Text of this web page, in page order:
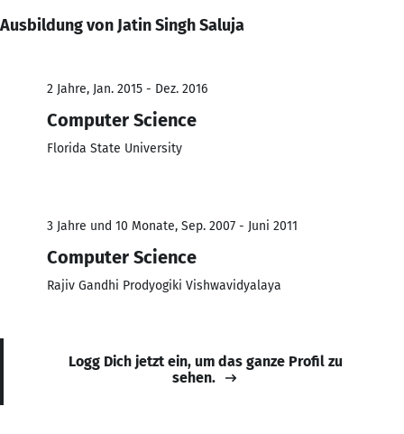
Ausbildung von Jatin Singh Saluja
2 Jahre, Jan. 2015 - Dez. 2016
Computer Science
Florida State University
3 Jahre und 10 Monate, Sep. 2007 - Juni 2011
Computer Science
Rajiv Gandhi Prodyogiki Vishwavidyalaya
Logg Dich jetzt ein, um das ganze Profil zu
sehen.